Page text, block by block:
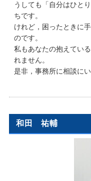
うしても「自分はひと
ちです。
けれど，困ったときに
のです。
私もあなたの抱えてい
れません。
是非，事務所に相談に
和田 祐輔